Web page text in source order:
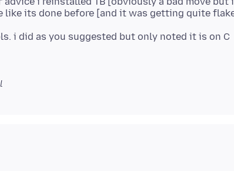
i did as you suggested but only noted it is on C